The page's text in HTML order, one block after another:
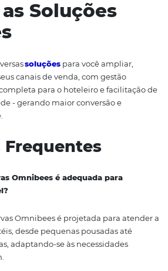
façam ajustes em tempo real e
da Central de
significativo para qualquer hotel
competitivo como o setor
as vendas diretas e melhorar a
funcionalidades robustas, a
reduzindo custos e aumentando